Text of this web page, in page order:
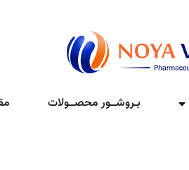
بـروشــور محصــولات